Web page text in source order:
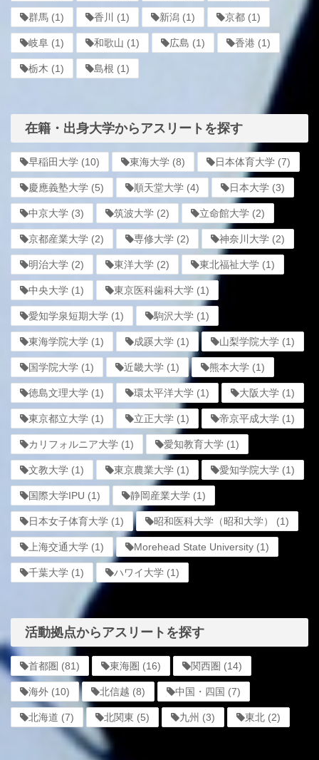
群馬 (1) 香川 (1) 新潟 (1) 京都 (1)
岐阜 (1) 和歌山 (1) 広島 (1) 香港 (1)
栃木 (1) 島根 (1)
在籍・出身大学からアスリートを探す
早稲田大学 (10) 東海大学 (8) 日本体育大学 (7)
慶應義塾大学 (5) 順天堂大学 (4) 日本大学 (3)
中京大学 (3) 筑波大学 (2) 立命館大学 (2)
京都産業大学 (2) 専修大学 (2) 神奈川大学 (2)
明治大学 (2) 東洋大学 (2) 東北福祉大学 (1)
中央大学 (1) 東京医科歯科大学 (1)
愛知学泉短期大学 (1) 駒沢大学 (1)
東海学院大学 (1) 成蹊大学 (1) 山梨学院大学 (1)
国学院大学 (1) 近畿大学 (1) 熊本大学 (1)
徳島文理大学 (1) 環太平洋大学 (1) 大阪大学 (1)
東京都立大学 (1) 立正大学 (1) 帝京平成大学 (1)
カリフォルニア大学 (1) 愛知教育大学 (1)
文教大学 (1) 東京農業大学 (1) 愛知学院大学 (1)
国際大学IPU (1) 静岡産業大学 (1)
日本女子体育大学 (1) 昭和医科大学（昭和大学） (1)
上海交通大学 (1) Morehead State University (1)
千葉大学 (1) ハワイ大学 (1)
活動拠点からアスリートを探す
首都圏 (81) 東海圏 (16) 関西圏 (14)
海外 (10) 北信越 (8) 中国・四国 (7)
北海道 (7) 北関東 (5) 九州 (3) 東北 (2)